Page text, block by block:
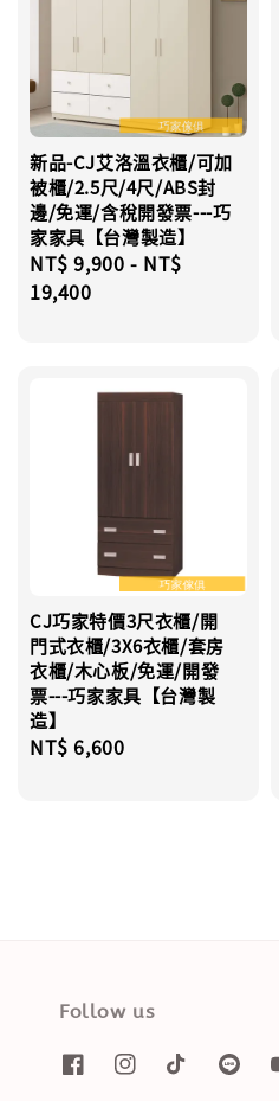
新品-CJ艾洛溫衣櫃/可加
被櫃/2.5尺/4尺/ABS封
邊/免運/含稅開發票---巧
家家具【台灣製造】
Regular
price
NT$ 9,900 - NT$
19,400
CJ巧家特價3尺衣櫃/開
門式衣櫃/3X6衣櫃/套房
衣櫃/木心板/免運/開發
票---巧家家具【台灣製
造】
Regular
NT$ 6,600
Follow us